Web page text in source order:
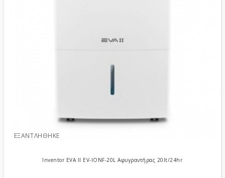
ΕΞΑΝΤΛΉΘΗΚΕ
Inventor EVA II EV-IONF-20L Αφυγραντήρας 20lt/24hr